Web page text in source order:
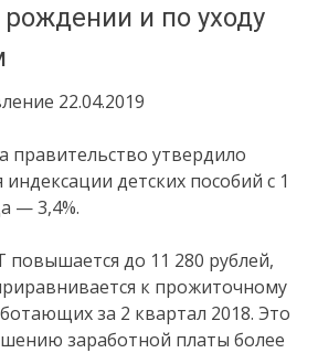
и по уходу
22.04.2019
правительство утвердило
детских пособий с 1
— 3,4%.
до 11 280 рублей,
к прожиточному
за 2 квартал 2018. Это
заработной платы более